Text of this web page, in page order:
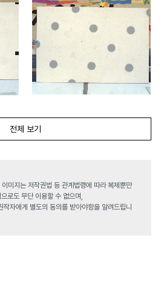
전체 보기
미지는 저작권법 등 관계법령에 따라 복제뿐만
로도 무단 이용할 수 없으며,
작자에게 별도의 동의를 받아야함을 알려드립니